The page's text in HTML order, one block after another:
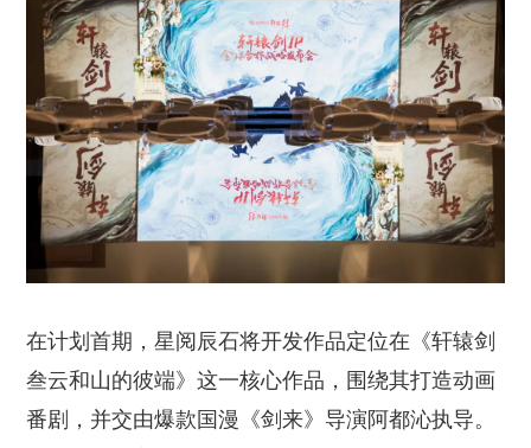
在计划首期，星阅辰石将开发作品定位在《轩辕剑
叁云和山的彼端》这一核心作品，围绕其打造动画
番剧，并交由爆款国漫《剑来》导演阿都沁执导。